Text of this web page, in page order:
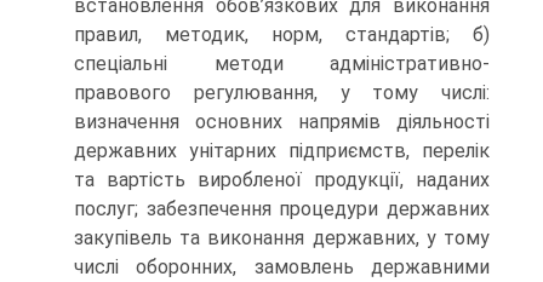
встановлення обов’язкових для виконання
правил, методик, норм, стандартів; б)
спеціальні методи адміністративно-
правового регулювання, у тому числі:
визначення основних напрямів діяльності
державних унітарних підприємств, перелік
та вартість виробленої продукції, наданих
послуг; забезпечення процедури державних
закупівель та виконання державних, у тому
числі оборонних, замовлень державними